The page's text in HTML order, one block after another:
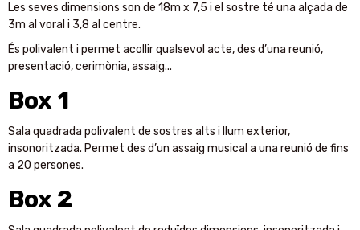
Les seves dimensions son de 18m x 7,5 i el sostre té una alçada de
3m al voral i 3,8 al centre.
És polivalent i permet acollir qualsevol acte, des d’una reunió,
presentació, cerimònia, assaig...
Box 1
Sala quadrada polivalent de sostres alts i llum exterior,
insonoritzada. Permet des d’un assaig musical a una reunió de fins
a 20 persones.
Box 2